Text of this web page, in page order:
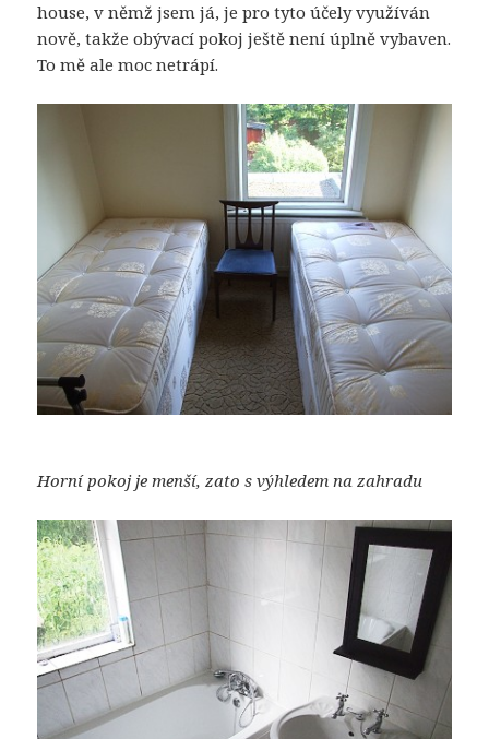
house, v němž jsem já, je pro tyto účely využíván
nově, takže obývací pokoj ještě není úplně vybaven.
To mě ale moc netrápí.
Horní pokoj je menší, zato s výhledem na zahradu